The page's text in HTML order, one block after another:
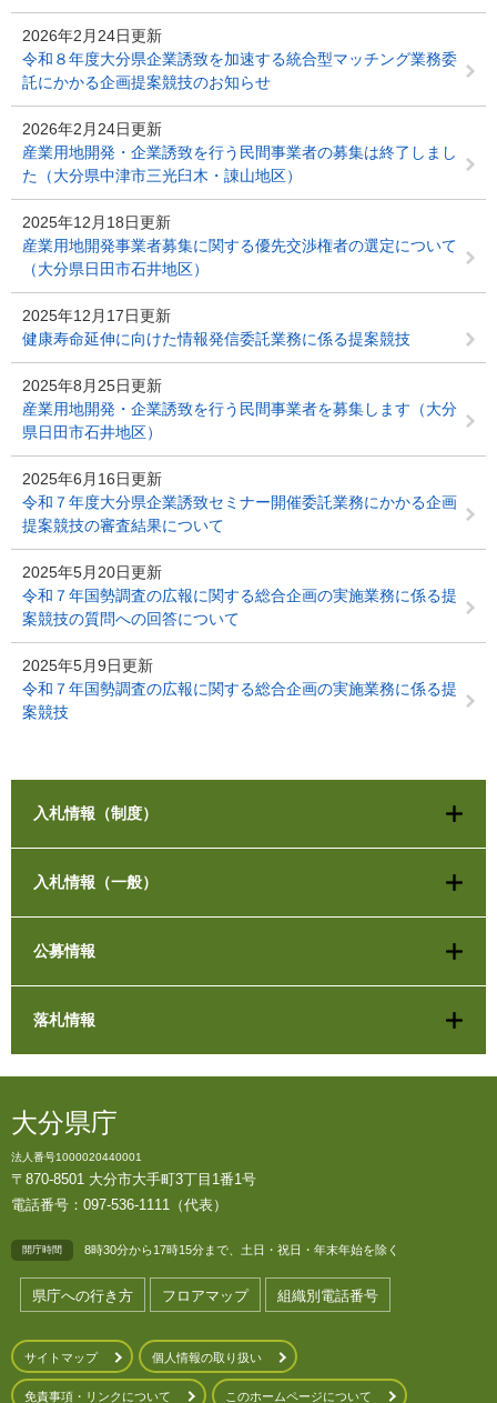
2026年2月24日更新
令和８年度大分県企業誘致を加速する統合型マッチング業務委
託にかかる企画提案競技のお知らせ
2026年2月24日更新
産業用地開発・企業誘致を行う民間事業者の募集は終了しまし
た（大分県中津市三光臼木・諌山地区）
2025年12月18日更新
産業用地開発事業者募集に関する優先交渉権者の選定について
（大分県日田市石井地区）
2025年12月17日更新
健康寿命延伸に向けた情報発信委託業務に係る提案競技
2025年8月25日更新
産業用地開発・企業誘致を行う民間事業者を募集します（大分
県日田市石井地区）
2025年6月16日更新
令和７年度大分県企業誘致セミナー開催委託業務にかかる企画
提案競技の審査結果について
2025年5月20日更新
令和７年国勢調査の広報に関する総合企画の実施業務に係る提
案競技の質問への回答について
2025年5月9日更新
令和７年国勢調査の広報に関する総合企画の実施業務に係る提
案競技
入札情報（制度）
入札情報（一般）
公募情報
落札情報
大分県庁
法人番号1000020440001
〒870-8501 大分市大手町3丁目1番1号
電話番号：097-536-1111（代表）
開庁時間 8時30分から17時15分まで、土日・祝日・年末年始を除く
県庁への行き方 フロアマップ 組織別電話番号
サイトマップ 個人情報の取り扱い
免責事項・リンクについて このホームページについて